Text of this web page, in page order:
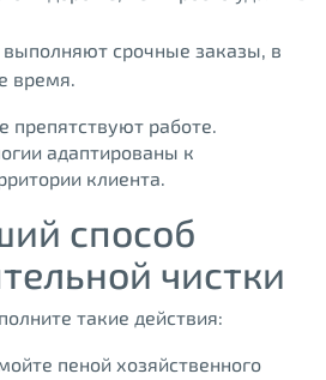
срочные заказы, в
время.
препятствуют работе.
адаптированы к
клиента.
способ
чистки
такие действия:
пеной хозяйственного